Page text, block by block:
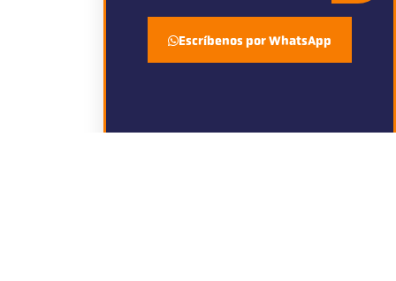
Escríbenos por WhatsApp